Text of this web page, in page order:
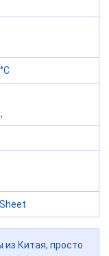
из Китая, просто